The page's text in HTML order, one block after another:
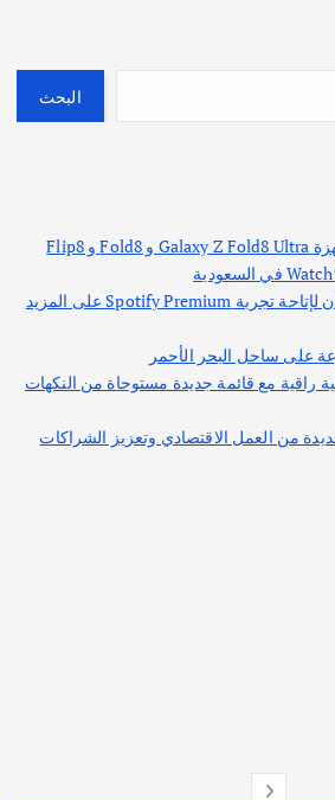
البحث
سامسونج تُطلق رسمياً أجهزة Galaxy Z Fold8 Ultra و Fold8 و Flip8
سامسونج وSpotify تتعاونان لإتاحة تجربة Spotify Premium على المزيد
على ساحل البحر الأحمر
راقية مع قائمة جديدة مستوحاة من النكهات
من العمل الاقتصادي وتعزيز الشراكات